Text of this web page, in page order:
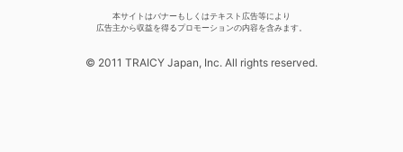
本サイトはバナーもしくはテキスト広告等により
広告主から収益を得るプロモーションの内容を含みます。
© 2011 TRAICY Japan, Inc. All rights reserved.